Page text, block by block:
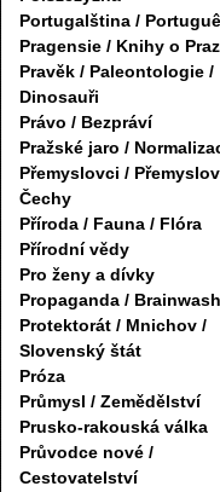
Portugalština /
Pragensie / Knihy o
Pravěk / Paleontologie /
Dinosauři
Právo / Bezpráví
Pražské jaro /
Přemyslovci /
Čechy
Příroda / Fauna / Flóra
Přírodní vědy
Pro ženy a dívky
Propaganda /
Protektorát / Mnichov /
Slovenský štát
Próza
Průmysl / Zemědělství
Prusko-rakouská válka
Průvodce nové /
Cestovatelství